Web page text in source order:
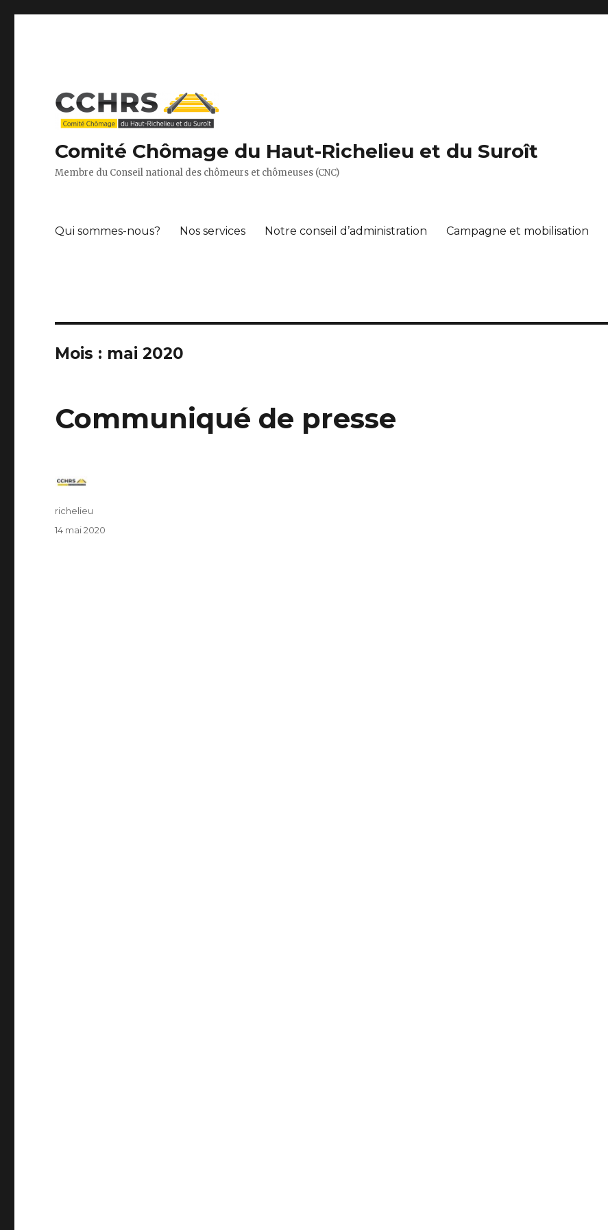
Comité Chômage du Haut-Richelieu et du Suroît
Membre du Conseil national des chômeurs et chômeuses (CNC)
Qui sommes-nous? Nos services Notre conseil d’administration Campagne et mobilisation
Mois : mai 2020
Communiqué de presse
Auteur
richelieu
Publié
14 mai 2020